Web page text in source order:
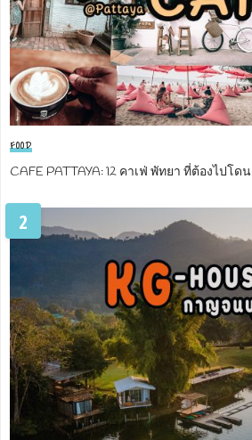
FOOD
CAFE PATTAYA: 12 คาเฟ่ พัทยา ที่ต้องไปโดน
2